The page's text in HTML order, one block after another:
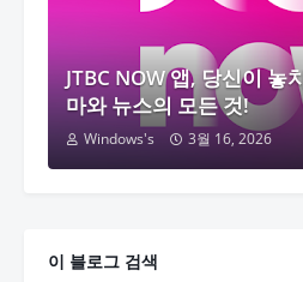
JTBC NOW 앱, 당신이 놓
마와 뉴스의 모든 것!
Windows's 3월 16, 2026
이 블로그 검색